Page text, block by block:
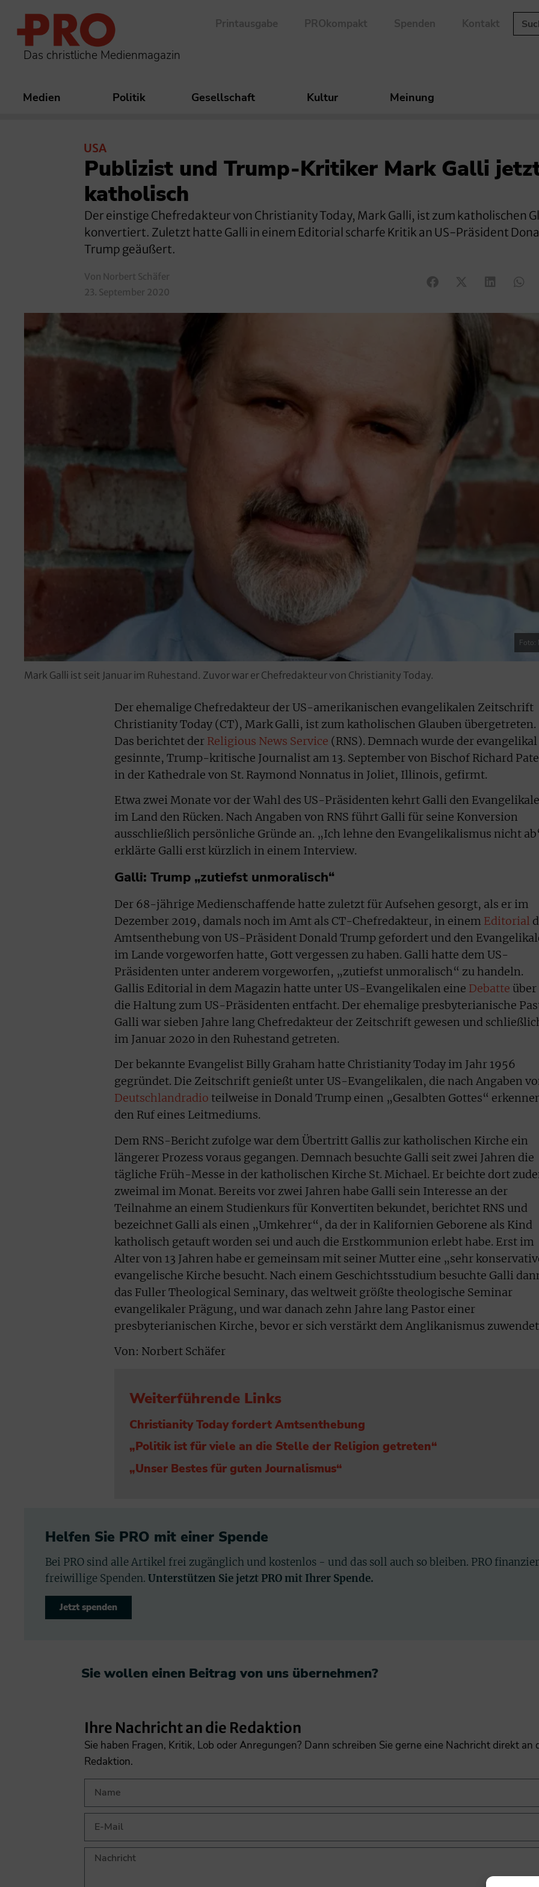
Das christliche Medienmagazin
Printausgabe PROkompakt Spenden Kontakt
Medien Politik Gesellschaft Kultur Meinung
USA
Publizist und Trump-Kritiker Mark Galli
katholisch
Der einstige Chefredakteur von Christianity Today, Mark Galli, ist zum katholischen
konvertiert. Zuletzt hatte Galli in einem Editorial scharfe Kritik an US-Präsident
Trump geäußert.
Von Norbert Schäfer
23. September 2020
Foto:
Mark Galli ist seit Januar im Ruhestand. Zuvor war er Chefredakteur von Christianity Today.
Der ehemalige Chefredakteur der US-amerikanischen evangelikalen Zeitschrift
Christianity Today (CT), Mark Galli, ist zum katholischen Glauben übergetreten.
Das berichtet der Religious News Service (RNS). Demnach wurde der evangelikal
gesinnte, Trump-kritische Journalist am 13. September von Bischof Richard
in der Kathedrale von St. Raymond Nonnatus in Joliet, Illinois, gefirmt.
Etwa zwei Monate vor der Wahl des US-Präsidenten kehrt Galli den
im Land den Rücken. Nach Angaben von RNS führt Galli für seine Konversion
ausschließlich persönliche Gründe an. „Ich lehne den Evangelikalismus nicht
erklärte Galli erst kürzlich in einem Interview.
Galli: Trump „zutiefst unmoralisch“
Der 68-jährige Medienschaffende hatte zuletzt für Aufsehen gesorgt, als er im
Dezember 2019, damals noch im Amt als CT-Chefredakteur, in einem Editorial
Amtsenthebung von US-Präsident Donald Trump gefordert und den
im Lande vorgeworfen hatte, Gott vergessen zu haben. Galli hatte dem US-
Präsidenten unter anderem vorgeworfen, „zutiefst unmoralisch“ zu handeln.
Gallis Editorial in dem Magazin hatte unter US-Evangelikalen eine Debatte über
die Haltung zum US-Präsidenten entfacht. Der ehemalige presbyterianische
Galli war sieben Jahre lang Chefredakteur der Zeitschrift gewesen und
im Januar 2020 in den Ruhestand getreten.
Der bekannte Evangelist Billy Graham hatte Christianity Today im Jahr 1956
gegründet. Die Zeitschrift genießt unter US-Evangelikalen, die nach Angaben
Deutschlandradio teilweise in Donald Trump einen „Gesalbten Gottes“
den Ruf eines Leitmediums.
Dem RNS-Bericht zufolge war dem Übertritt Gallis zur katholischen Kirche ein
längerer Prozess voraus gegangen. Demnach besuchte Galli seit zwei Jahren die
tägliche Früh-Messe in der katholischen Kirche St. Michael. Er beichte dort
zweimal im Monat. Bereits vor zwei Jahren habe Galli sein Interesse an der
Teilnahme an einem Studienkurs für Konvertiten bekundet, berichtet RNS und
bezeichnet Galli als einen „Umkehrer“, da der in Kalifornien Geborene als Kind
katholisch getauft worden sei und auch die Erstkommunion erlebt habe. Erst im
Alter von 13 Jahren habe er gemeinsam mit seiner Mutter eine „sehr
evangelische Kirche besucht. Nach einem Geschichtsstudium besuchte Galli
das Fuller Theological Seminary, das weltweit größte theologische Seminar
evangelikaler Prägung, und war danach zehn Jahre lang Pastor einer
presbyterianischen Kirche, bevor er sich verstärkt dem Anglikanismus
Von: Norbert Schäfer
Weiterführende Links
Christianity Today fordert Amtsenthebung
„Politik ist für viele an die Stelle der Religion getreten“
„Unser Bestes für guten Journalismus“
Helfen Sie PRO mit einer Spende
Bei PRO sind alle Artikel frei zugänglich und kostenlos - und das soll auch so bleiben. PRO
freiwillige Spenden. Unterstützen Sie jetzt PRO mit Ihrer Spende.
Jetzt spenden
Sie wollen einen Beitrag von uns übernehmen?​
Ihre Nachricht an die Redaktion
Sie haben Fragen, Kritik, Lob oder Anregungen? Dann schreiben Sie gerne eine Nachricht direkt an
Redaktion.